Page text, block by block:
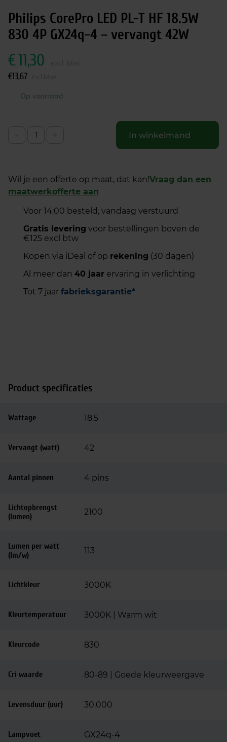
Philips CorePro LED PL-T HF 18.5W
830 4P GX24q-4 – vervangt 42W
€11,30
€13,67
Op voorraad
In winkelmand
Wil je een offerte op maat, dat kan!Vraag dan een
maatwerkofferte aan
Voor 14:00 besteld, vandaag verstuurd
Gratis levering voor bestellingen boven de
€125 excl btw
Kopen via iDeal of op rekening (30 dagen)
Al meer dan 40 jaar ervaring in verlichting
Tot 7 jaar fabrieksgarantie*
Product specificaties
Wattage 18.5
Vervangt (watt) 42
Aantal pinnen 4 pins
Lichtopbrengst
(lumen)
2100
Lumen per watt
(lm/w)
113
Lichtkleur 3000K
Kleurtemperatuur 3000K | Warm wit
Kleurcode 830
Cri waarde 80-89 | Goede kleurweergave
Levensduur (uur) 30.000
Lampvoet GX24q-4